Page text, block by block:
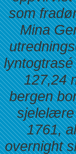
som
Mina
127,24
bergen
sjelelære
1761,
overnight